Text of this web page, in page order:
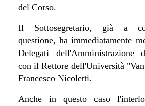
del Corso.
Il Sottosegretario, già a
questione, ha immediatamente
Delegati dell'Amministrazione
con il Rettore dell'Università
Francesco Nicoletti.
Anche in questo caso